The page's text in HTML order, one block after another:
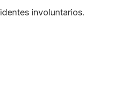
involuntarios.